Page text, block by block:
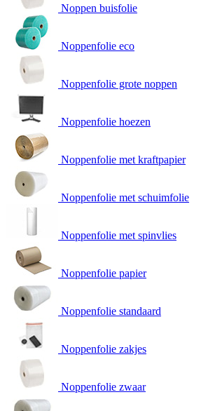
Noppen buisfolie
Noppenfolie eco
Noppenfolie grote noppen
Noppenfolie hoezen
Noppenfolie met kraftpapier
Noppenfolie met schuimfolie
Noppenfolie met spinvlies
Noppenfolie papier
Noppenfolie standaard
Noppenfolie zakjes
Noppenfolie zwaar